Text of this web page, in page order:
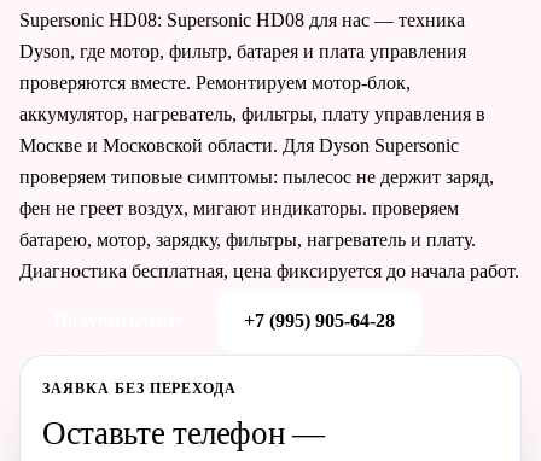
Supersonic HD08: Supersonic HD08 для нас — техника
Dyson, где мотор, фильтр, батарея и плата управления
проверяются вместе. Ремонтируем мотор-блок,
аккумулятор, нагреватель, фильтры, плату управления в
Москве и Московской области. Для Dyson Supersonic
проверяем типовые симптомы: пылесос не держит заряд,
фен не греет воздух, мигают индикаторы. проверяем
батарею, мотор, зарядку, фильтры, нагреватель и плату.
Диагностика бесплатная, цена фиксируется до начала работ.
+7 (995) 905-64-28
ЗАЯВКА БЕЗ ПЕРЕХОДА
Оставьте телефон —